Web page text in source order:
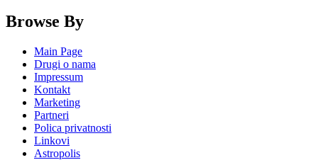
Browse By
Main Page
Drugi o nama
Impressum
Kontakt
Marketing
Partneri
Polica privatnosti
Linkovi
Astropolis